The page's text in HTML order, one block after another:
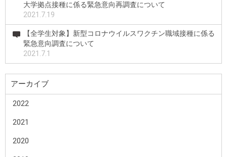
大学拠点接種に係る緊急意向再調査について
2021.7.19
【全学生対象】新型コロナウイルスワクチン職域接種に係る
緊急意向調査について
2021.7.1
アーカイブ
2022
2021
2020